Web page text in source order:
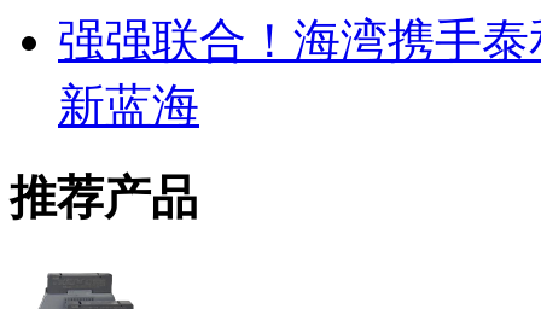
强强联合！海湾携手
新蓝海
推荐产品